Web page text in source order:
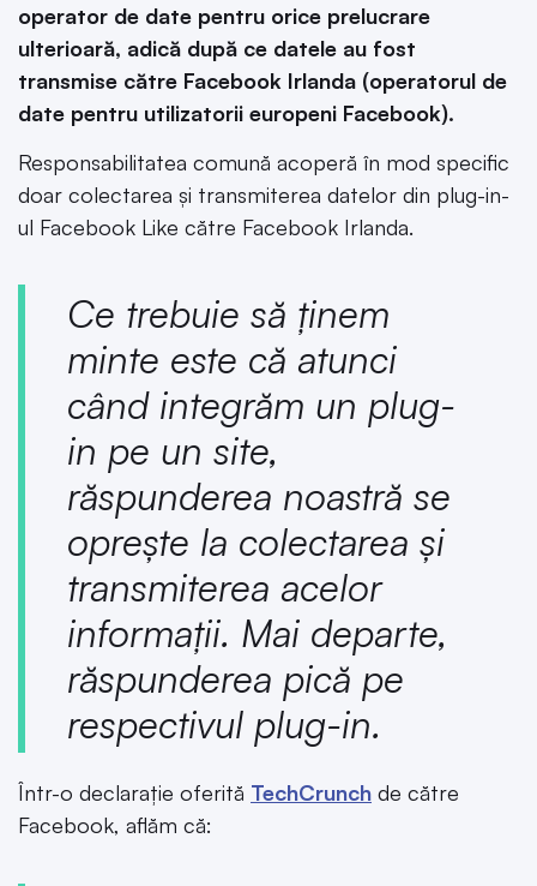
operator de date pentru orice prelucrare
ulterioară, adică după ce datele au fost
transmise către Facebook Irlanda (operatorul de
date pentru utilizatorii europeni Facebook).
Responsabilitatea comună acoperă în mod specific
doar colectarea și transmiterea datelor din plug-in-
ul Facebook Like către Facebook Irlanda.
Ce trebuie să ținem
minte este că atunci
când integrăm un plug-
in pe un site,
răspunderea noastră se
oprește la colectarea și
transmiterea acelor
informații. Mai departe,
răspunderea pică pe
respectivul plug-in.
Într-o declarație oferită TechCrunch de către
Facebook, aflăm că: